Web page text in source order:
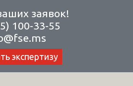
заявок!
100-33-55
экспертизу